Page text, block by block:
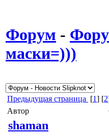
Форум -
маски=)))
Предыдущая страница [1] [2
Автор
shaman